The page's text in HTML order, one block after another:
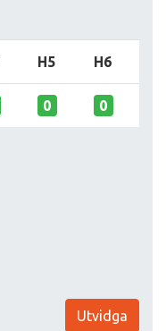
H5 H6
0 0
Utvidga